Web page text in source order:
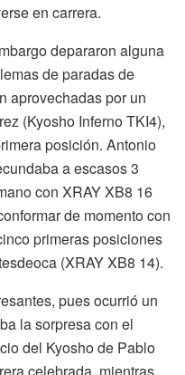
en carrera.
depararon alguna
de paradas de
aprovechadas por un
(Kyosho Inferno TKI4),
posición. Antonio
a escasos 3
con XRAY XB8 16
de momento con
primeras posiciones
(XRAY XB8 14).
pues ocurrió un
la sorpresa con el
del Kyosho de Pablo
celebrada, mientras